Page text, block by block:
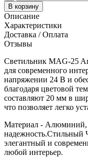
В корзину
Описание
Характеристики
Доставка / Оплата
Отзывы
Светильник MAG-25
для современного
напряжении 24 В и
благодаря цветовой
составляют 20 мм в
что позволяет легко
Материал - Алюминий,
надежность.Стильный
элегантный и
любой интерьер.